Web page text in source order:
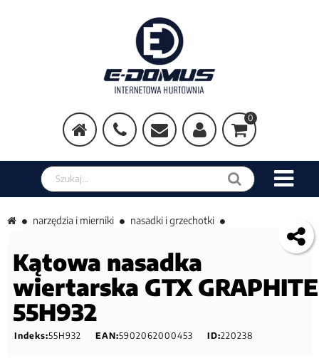
0
Szukaj w sklepie
narzędzia i mierniki nasadki i grzechotki
Kątowa nasadka
wiertarska GTX GRAPHITE
55H932
Indeks:55H932 EAN:5902062000453 ID:220238